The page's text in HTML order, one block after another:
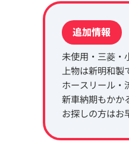
追加情報
未使用・三菱・
上物は新明和製
ホースリール・
新車納期もかか
お探しの方はお